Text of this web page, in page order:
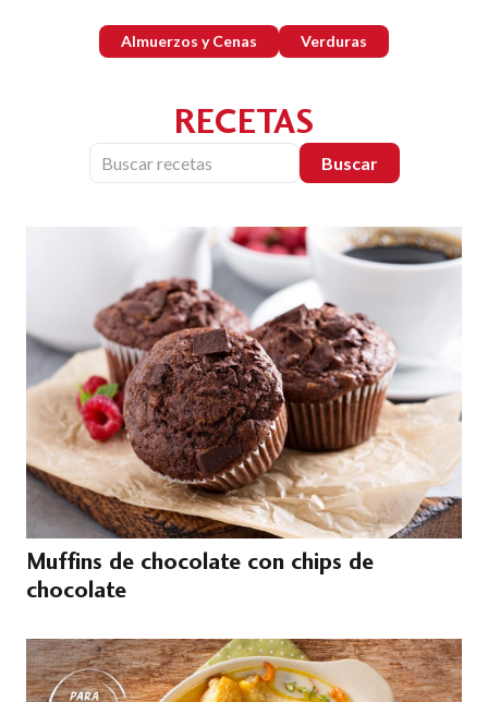
Almuerzos y Cenas Verduras
RECETAS
Buscar
Muffins de chocolate con chips de
chocolate